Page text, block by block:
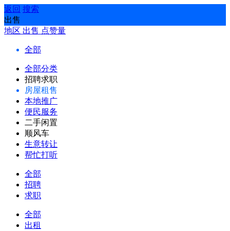
返回 搜索
出售
地区 出售 点赞量
全部
全部分类
招聘求职
房屋租售
本地推广
便民服务
二手闲置
顺风车
生意转让
帮忙打听
全部
招聘
求职
全部
出租